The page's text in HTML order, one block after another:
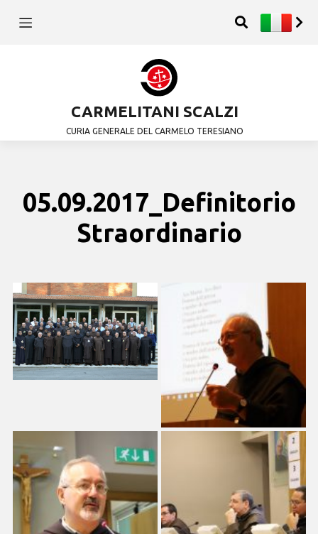
CARMELITANI SCALZI
CURIA GENERALE DEL CARMELO TERESIANO
05.09.2017_Definitorio
Straordinario